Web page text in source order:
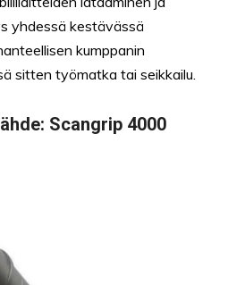
yhdessä kestävässä
kumppanin
sitten työmatka tai seikkailu.
Scangrip 4000